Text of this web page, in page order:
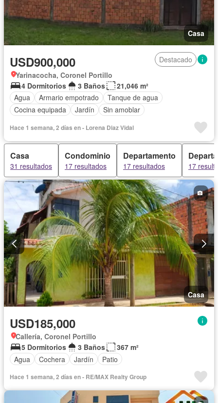
Casa
USD900,000
Destacado
Yarinacocha, Coronel Portillo
4 Dormitorios
3 Baños
21,046 m²
Agua
Armario empotrado
Tanque de agua
Cocina equipada
Jardín Sin amoblar
Hace 1 semana, 2 días en - Lorena Diaz Vidal
Casa
31 resultados
Condominio
17 resultados
Departamento
17 resultados 17
Casa
USD185,000
Callería, Coronel Portillo
5 Dormitorios
3 Baños
367 m²
Agua
Cochera Jardín Patio
Hace 1 semana, 2 días en - RE/MAX Realty Group